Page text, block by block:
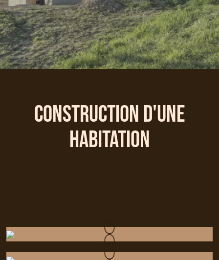
Construction d'une
habitation